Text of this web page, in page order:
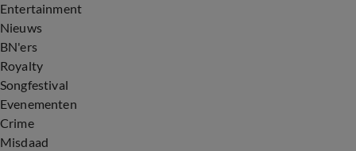
Entertainment
Nieuws
BN'ers
Royalty
Songfestival
Evenementen
Crime
Misdaad